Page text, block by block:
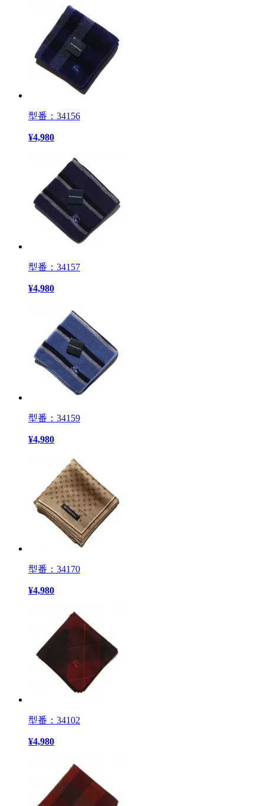
型番：34156
¥4,980
型番：34157
¥4,980
型番：34159
¥4,980
型番：34170
¥4,980
型番：34102
¥4,980